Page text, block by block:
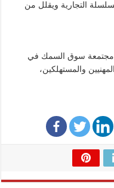
التجارية ويقلل من
مجتمعة سوق السمك في
والمستهلكين،